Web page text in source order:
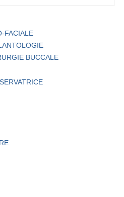
FACIALE
BUCCALE